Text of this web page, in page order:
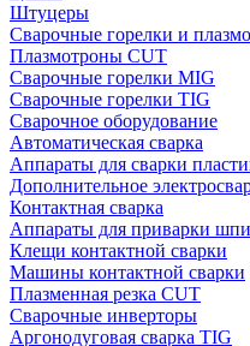
Штуцеры
Сварочные горелки и
Плазмотроны CUT
Сварочные горелки MIG
Сварочные горелки TIG
Сварочное оборудование
Автоматическая сварка
Аппараты для сварки
Дополнительное
Контактная сварка
Аппараты для приварки
Клещи контактной сварки
Машины контактной сварки
Плазменная резка CUT
Сварочные инверторы
Аргонодуговая сварка TIG